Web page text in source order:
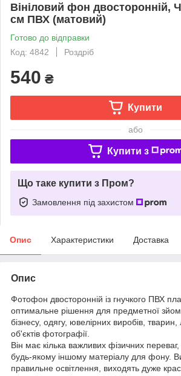
Вініловий фон двосторонній,
см ПВХ (матовий)
Готово до відправки
Код: 4842
Роздріб
540 ₴
Купити
або
Купити з
Що таке купити з Пром?
Замовлення під захистом
Опис Характеристики Доставка
Опис
Фотофон двосторонній із гнучкого ПВХ
оптимальне рішення для предметної
бізнесу, одягу, ювелірних виробів,
об'єктів фотографії.
Він має кілька важливих фізичних
будь-якому іншому матеріалу для фону.
правильне освітлення, виходять дуже